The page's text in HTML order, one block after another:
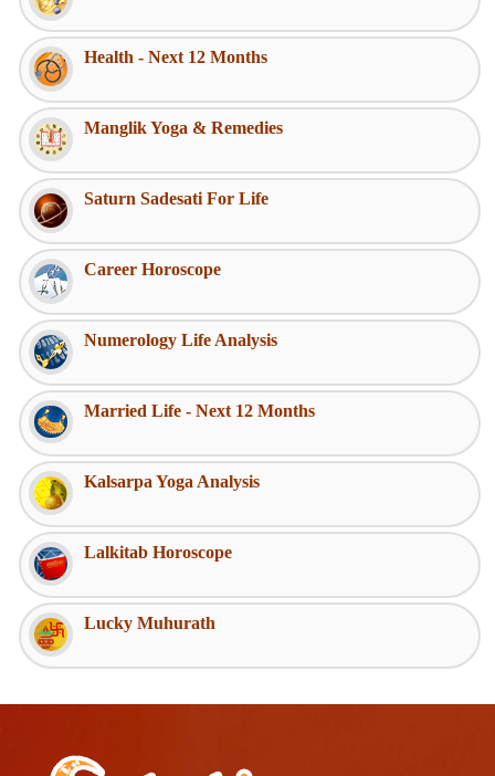
Health - Next 12 Months
Manglik Yoga & Remedies
Saturn Sadesati For Life
Career Horoscope
Numerology Life Analysis
Married Life - Next 12 Months
Kalsarpa Yoga Analysis
Lalkitab Horoscope
Lucky Muhurath